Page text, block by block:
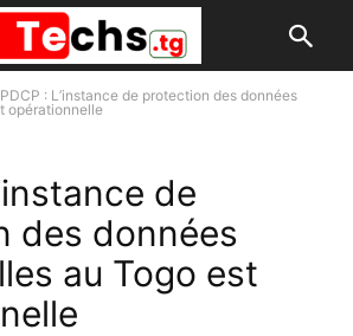
: L’instance de protection des données
opérationnelle
de
des données
au Togo est